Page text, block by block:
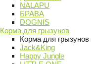
NALAPU
БРАВА
DOGNIS
Корма для грызунов
Корма для грызунов
Jack&King
Happy Jungle